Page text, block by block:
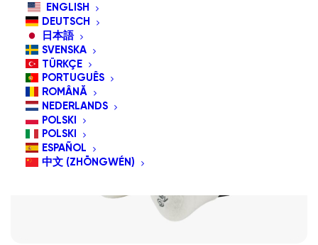
ENGLISH
DEUTSCH
日本語
SVENSKA
TÜRKÇE
PORTUGUÊS
ROMÂNĂ
NEDERLANDS
POLSKI
POLSKI
ESPAÑOL
中文 (ZHŌNGWÉN)